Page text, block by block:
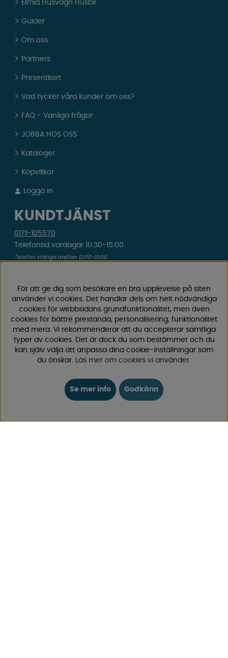
Elmia Husvagn Husbil
Guider
Om oss
Partners
Presentkort
Vad tycker våra kunder om oss?
FAQ - Vanliga frågor
JOBBA HOS OSS
Kataloger
Köpvillkor
Logga in
KUNDTJÄNST
0171-105570
Telefontid vardagar 10:30-15:00
Telefon stängd mellan 12:00-13:00
Vi svarar alltid inom 24 h på vardagar.
Registrera din retur
Gäller ångrat köp & felbeställning.
Registrera din reklamation
Gäller defekt vara, transportskada etc.
Campingvaruhuset Butik Enköping
Hitta till vår butik & se öppettider
För att ge dig som besökare en bra upplevelse på siten
använder vi cookies. Det handlar dels om helt nödvändiga
cookies för webbsidans grundfunktionalitet, men även
cookies för bättre prestanda, personalisering, funktionalitet
med mera. Vi rekommenderar att du accepterar samtliga
typer av cookies. Det är dock du som bestämmer och du
kan själv välja att anpassa dina cookie-inställningar som
du önskar. Läs mer om cookies vi använder.
Se mer info Godkänn